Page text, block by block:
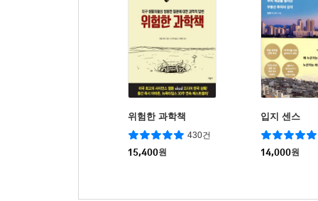
위험한 과학책
430건
15,400원
입지 센스
14,000원